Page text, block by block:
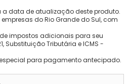
data de atualização deste produto.
do Rio Grande do Sul, com
impostos adicionais para seu
Substituição Tributária e ICMS -
para pagamento antecipado.